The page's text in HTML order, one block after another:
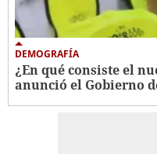
DEMOGRAFÍA
¿En qué consiste el
anunció el Gobierno